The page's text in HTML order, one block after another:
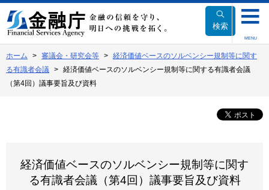
文
へ
動
検索
MENU
ホーム 審議会・研究会等
経済価値ベースのソルベンシー規制等に関す
る有識者会議
経済価値ベースのソルベンシー規制等に関する有識者会議
（第4回）議事要旨及び資料
経済価値ベースのソルベンシー規制等に関す
る有識者会議（第4回）議事要旨及び資料